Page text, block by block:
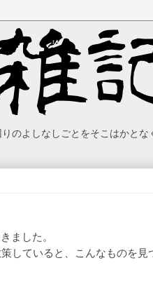
のよしなしごとをそこはかとな
ました。
策していると、こんなものを見